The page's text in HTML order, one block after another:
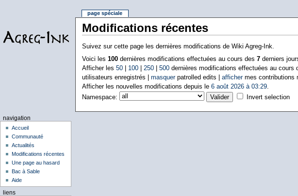
Modifications récentes
Suivez sur cette page les dernières modifications de Wiki Agreg-Ink.
Voici les 100dernières modifications effectuées au cours des 7derniers
Afficher les 50| 100| 250| 500dernières modifications effectuées au cours
utilisateurs enregistrés | masquerpatrolled edits | affichermes contributions
Afficher les nouvelles modifications depuis le 6 août 2026 à 03:29.
Namespace:
Invert selection
page spéciale
navigation
Accueil
Communauté
Actualités
Modifications récentes
Une page au hasard
Bac à Sable
Aide
liens